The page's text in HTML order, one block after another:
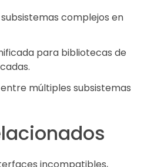
complejos en
para bibliotecas de
múltiples subsistemas